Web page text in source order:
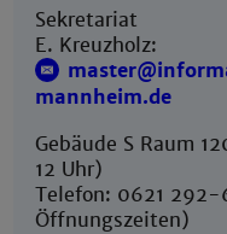
Sekretariat
E. Kreuzholz:
mannheim.de
Gebäude S Raum
12 Uhr)
Telefon: 0621 292-
Öffnungszeiten)